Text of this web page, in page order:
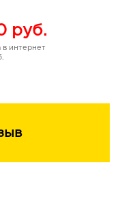
руб.
в интернет